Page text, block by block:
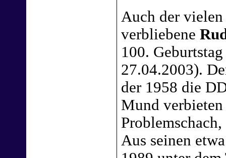
Auch der
verbliebene
100.
27.04.2003).
der 1958 die
Mund
Aus seinen